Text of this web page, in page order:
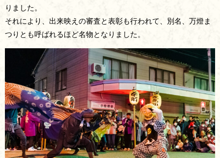
りました。
それにより、出来映えの審査と表彰も行われて、別名、万燈ま
つりとも呼ばれるほど名物となりました。